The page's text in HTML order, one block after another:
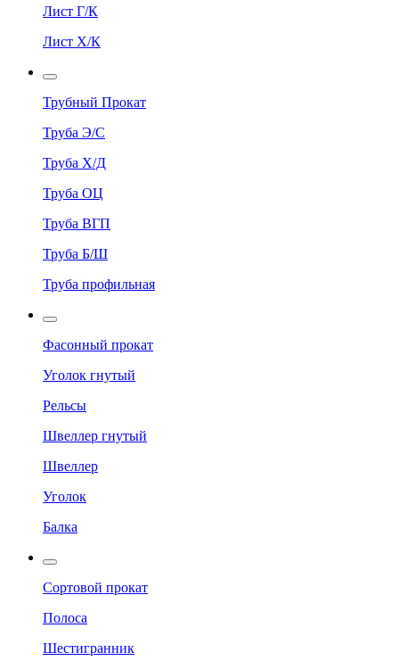
Лист Г/К
Лист Х/К
Трубный Прокат
Труба Э/С
Труба Х/Д
Труба ОЦ
Труба ВГП
Труба Б/Ш
Труба профильная
Фасонный прокат
Уголок гнутый
Рельсы
Швеллер гнутый
Швеллер
Уголок
Балка
Сортовой прокат
Полоса
Шестигранник